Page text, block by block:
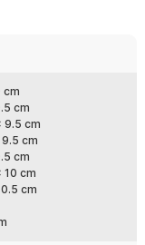
didesain untuk
Dibuat dari bahan yang
dibuat anti-slip
maksimal. Tersedia
kaki dari batu
cm
cm
9.5 cm
cm
cm
cm
cm